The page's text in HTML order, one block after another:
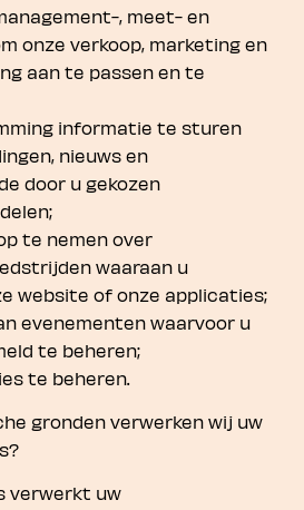
, meet- en
onze verkoop, marketing en
aan te passen en te
informatie te sturen
nieuws en
door u gekozen
te nemen over
waaraan u
website of onze applicaties;
evenementen waarvoor u
te beheren;
te beheren.
gronden verwerken wij uw
verwerkt uw